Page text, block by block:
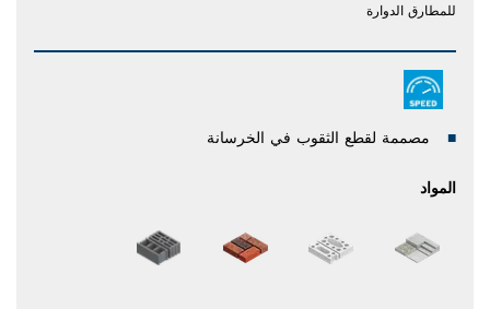
للمطارق الدوارة
مصممة لقطع الثقوب في الخرسانة
المواد